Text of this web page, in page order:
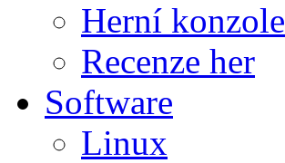
Herní konzole
Recenze her
Software
Linux